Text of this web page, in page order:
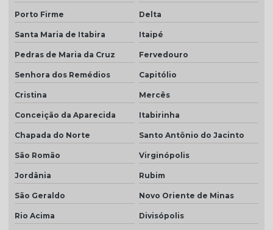
Porto Firme Delta
Santa Maria de Itabira Itaipé
Pedras de Maria da Cruz Fervedouro
Senhora dos Remédios Capitólio
Cristina Mercês
Conceição da Aparecida Itabirinha
Chapada do Norte Santo Antônio do Jacinto
São Romão Virginópolis
Jordânia Rubim
São Geraldo Novo Oriente de Minas
Rio Acima Divisópolis